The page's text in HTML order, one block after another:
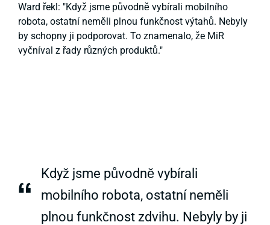
Ward řekl: "Když jsme původně vybírali mobilního
robota, ostatní neměli plnou funkčnost výtahů. Nebyly
by schopny ji podporovat. To znamenalo, že MiR
vyčníval z řady různých produktů."
“
Když jsme původně vybírali
mobilního robota, ostatní neměli
plnou funkčnost zdvihu. Nebyly by ji